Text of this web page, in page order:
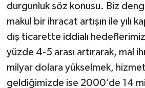
durgunluk söz konusu. Biz
makul bir ihracat artışın ile yılı
dış ticarette iddialı hedeflerimiz
yüzde 4-5 arası artırarak, mal
milyar dolara yükselmek,
geldiğimizde ise 2000’de 14